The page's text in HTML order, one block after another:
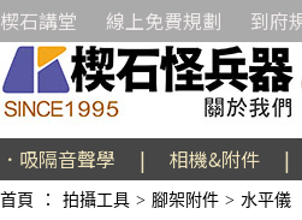
楔石講堂 線上免費規劃 到府
．吸隔音聲學 | 相機&附件 |
首頁 ： 拍攝工具 > 腳架附件 > 水平儀